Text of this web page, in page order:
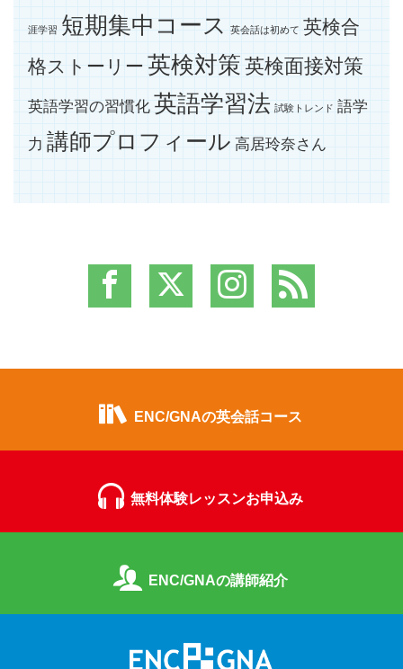
涯学習 短期集中コース 英会話は初めて 英検合
格ストーリー 英検対策 英検面接対策
英語学習の習慣化 英語学習法 試験トレンド 語学
力 講師プロフィール 高居玲奈さん
ENC/GNAの英会話コース
無料体験レッスンお申込み
ENC/GNAの講師紹介